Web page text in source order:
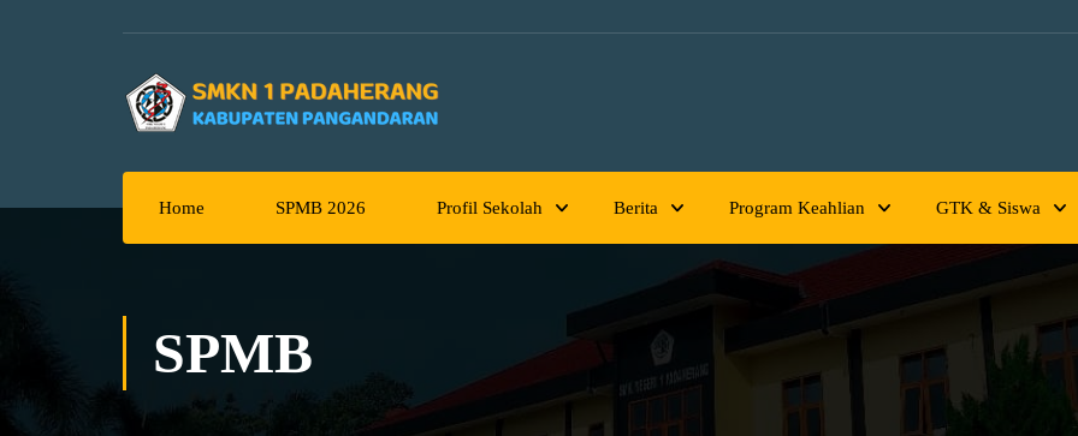
Home SPMB 2026 Profil Sekolah Berita Program Keahlian GTK & Siswa
SPMB